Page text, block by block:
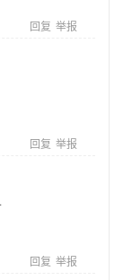
回复 举报
回复 举报
回复 举报